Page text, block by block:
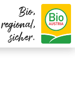
Bio,
regional,
sicher.